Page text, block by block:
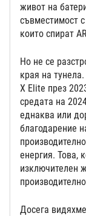
живот на
съвместимост
които спират
Но не се
края на
X Elite през
средата на
еднаква или
благодарение
енергия. Това,
изключителен
Досега